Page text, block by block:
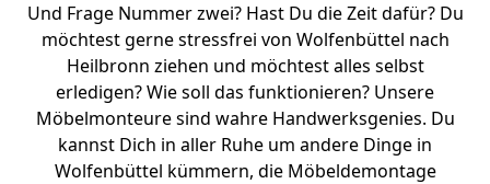
Und Frage Nummer zwei? Hast Du die Zeit dafür? Du
möchtest gerne stressfrei von Wolfenbüttel nach
Heilbronn ziehen und möchtest alles selbst
erledigen? Wie soll das funktionieren? Unsere
Möbelmonteure sind wahre Handwerksgenies. Du
kannst Dich in aller Ruhe um andere Dinge in
Wolfenbüttel kümmern, die Möbeldemontage